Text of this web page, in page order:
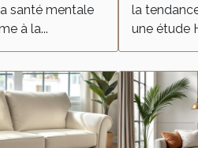
santé mentale
à la...
la
une étude